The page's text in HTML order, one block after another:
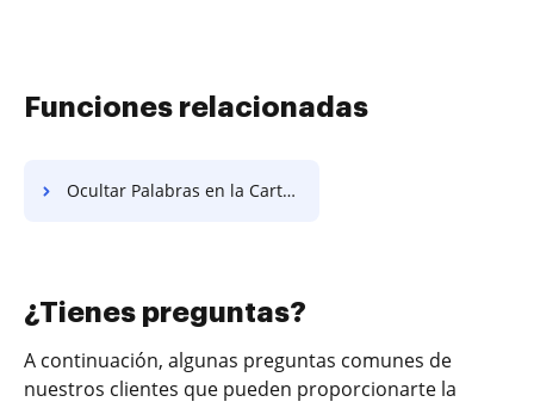
Funciones relacionadas
Ocultar Palabras en la Carta Comercial
¿Tienes preguntas?
A continuación, algunas preguntas comunes de
nuestros clientes que pueden proporcionarte la